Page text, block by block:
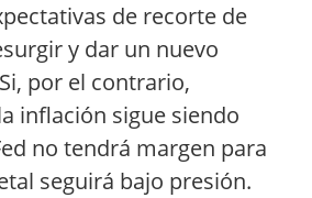
de recorte de
y dar un nuevo
por el contrario,
inflación sigue siendo
no tendrá margen para
seguirá bajo presión.